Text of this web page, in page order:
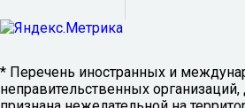
* Перечень иностранных и
неправительственных